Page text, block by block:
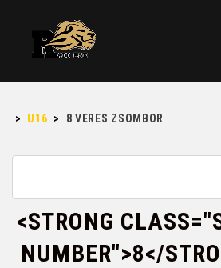
> U16 > 8 VERES ZSOMBOR
<STRONG
NUMBER">8</